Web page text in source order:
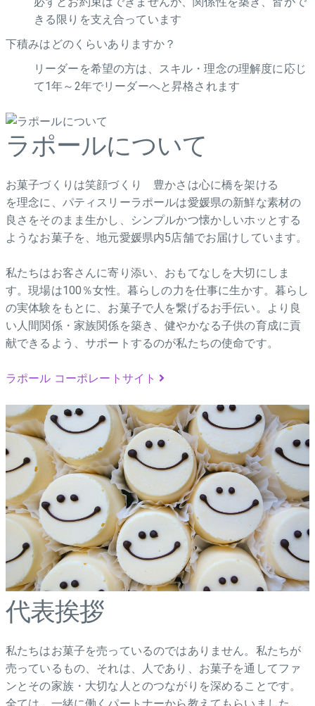
きる限りを支え合っています
下積みはどのくらいありますか？
リーダーを希望の方は、スキル・理念の理解度に応じ
て1年～2年でリーダーへと昇格されます
ラポールについて
お菓子づくりは笑顔づくり 豊かさは心に橋を架ける
を理念に、パティスリーラポールは愛媛県の新鮮な素材の
良さをそのまま生かし、シンプルかつ懐かしいホッとする
ようなお菓子を、地元愛媛県内5店舗でお届けしています。
私たちはお客さんに寄り添い、おもてなしを大切にしま
す。現場は100％女性。暮らしの力を仕事に生かす。暮らし
の実体験をもとに、お菓子で人を繋げるお手伝い。より良
い人間関係・家族関係を築き、健やかなる子供の育成に貢
献できるよう、サポートするのが私たちの使命です。
ラポール コーポレートサイト
代表挨拶
私たちはお菓子を売っているのではありません。私たちが
売っているもの、それは、人であり、お菓子を通してファ
ンとその家族・大切な人とのつながりを深めることです。